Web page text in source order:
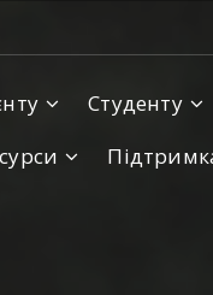
Студенту